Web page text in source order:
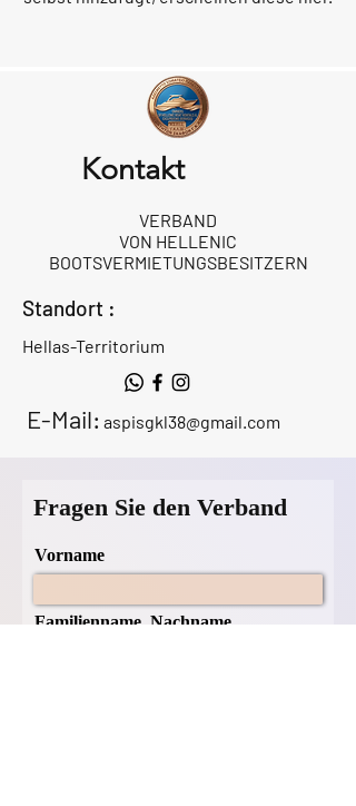
Kontakt
VERBAND
VON HELLENIC
BOOTSVERMIETUNGSBESITZERN
Standort :
Hellas-Territorium
E-Mail: aspisgkl38@gmail.com
Fragen Sie den Verband
Vorname
Familienname, Nachname